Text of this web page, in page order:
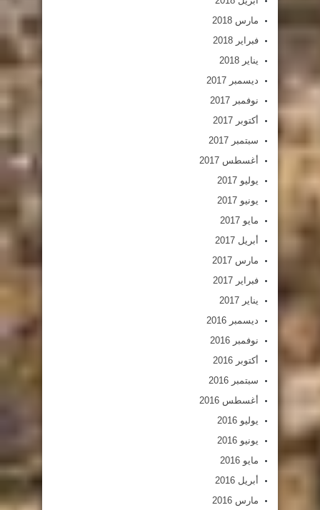
مارس 2018
فبراير 2018
يناير 2018
ديسمبر 2017
نوفمبر 2017
أكتوبر 2017
سبتمبر 2017
أغسطس 2017
يوليو 2017
يونيو 2017
مايو 2017
أبريل 2017
مارس 2017
فبراير 2017
يناير 2017
ديسمبر 2016
نوفمبر 2016
أكتوبر 2016
سبتمبر 2016
أغسطس 2016
يوليو 2016
يونيو 2016
مايو 2016
أبريل 2016
مارس 2016